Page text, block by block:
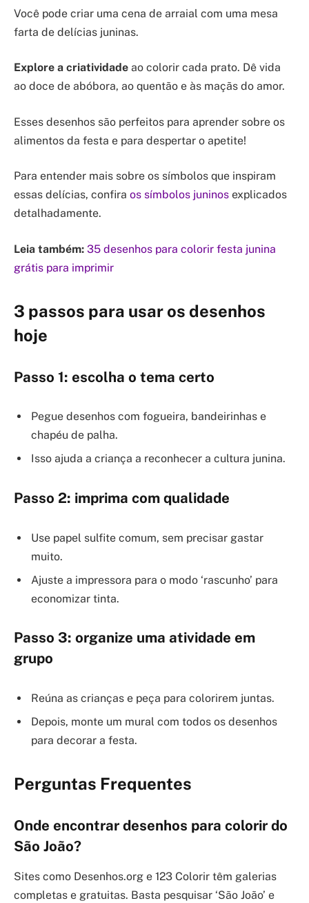
Você pode criar uma cena de arraial com uma mesa
farta de delícias juninas.
Explore a criatividade ao colorir cada prato. Dê vida
ao doce de abóbora, ao quentão e às maçãs do amor.
Esses desenhos são perfeitos para aprender sobre os
alimentos da festa e para despertar o apetite!
Para entender mais sobre os símbolos que inspiram
essas delícias, confira os símbolos juninos explicados
detalhadamente.
Leia também: 35 desenhos para colorir festa junina
grátis para imprimir
3 passos para usar os desenhos
hoje
Passo 1: escolha o tema certo
Pegue desenhos com fogueira, bandeirinhas e
chapéu de palha.
Isso ajuda a criança a reconhecer a cultura junina.
Passo 2: imprima com qualidade
Use papel sulfite comum, sem precisar gastar
muito.
Ajuste a impressora para o modo ‘rascunho’ para
economizar tinta.
Passo 3: organize uma atividade em
grupo
Reúna as crianças e peça para colorirem juntas.
Depois, monte um mural com todos os desenhos
para decorar a festa.
Perguntas Frequentes
Onde encontrar desenhos para colorir do
São João?
Sites como Desenhos.org e 123 Colorir têm galerias
completas e gratuitas. Basta pesquisar ‘São João’ e